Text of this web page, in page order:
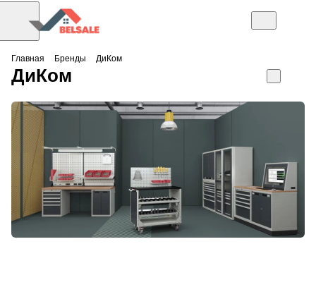
Главная Бренды ДиКом
ДиКом